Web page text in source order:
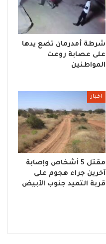
شرطة أمدرمان تضع يدها
على عصابة روعت
المواطنين
اخبار
مقتل 5 أشخاص وإصابة
آخرين جراء هجوم على
قربة التميد جنوب الأبيض